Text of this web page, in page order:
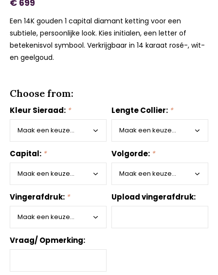
€ 699
Een 14K gouden 1 capital diamant ketting voor een
subtiele, persoonlijke look. Kies initialen, een letter of
betekenisvol symbool. Verkrijgbaar in 14 karaat rosé-, wit-
en geelgoud.
Choose from:
Kleur Sieraad: * Lengte Collier: *
Capital: * Volgorde: *
Vingerafdruk: * Upload vingerafdruk:
Vraag/ Opmerking: